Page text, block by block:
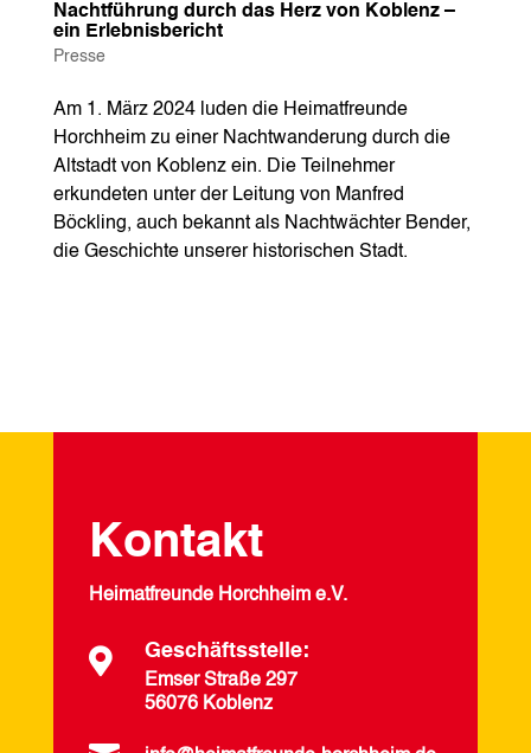
Nachtführung durch das Herz von Koblenz –
ein Erlebnisbericht
Presse
Am 1. März 2024 luden die Heimatfreunde
Horchheim zu einer Nachtwanderung durch die
Altstadt von Koblenz ein. Die Teilnehmer
erkundeten unter der Leitung von Manfred
Böckling, auch bekannt als Nachtwächter Bender,
die Geschichte unserer historischen Stadt.
Kontakt
Heimatfreunde Horchheim e.V.
 Geschäftsstelle:
Emser Straße 297
56076 Koblenz